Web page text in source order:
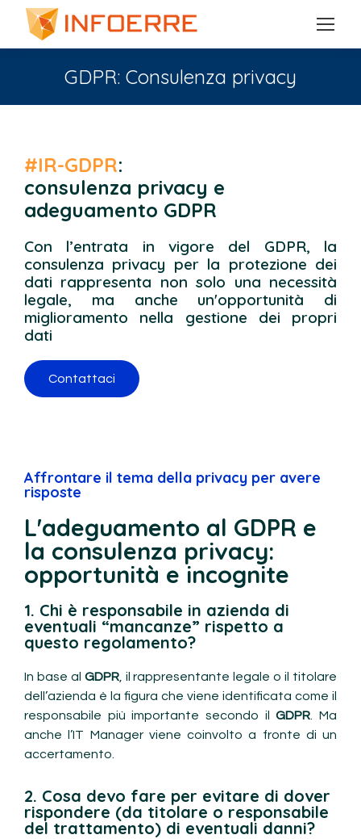
GDPR: Consulenza privacy
#IR-GDPR:
consulenza privacy e
adeguamento GDPR
Con l’entrata in vigore del GDPR, la
consulenza privacy per la protezione dei
dati rappresenta non solo una necessità
legale, ma anche un'opportunità di
miglioramento nella gestione dei propri
dati
Contattaci
Affrontare il tema della privacy per avere
risposte
L'adeguamento al GDPR e
la consulenza privacy:
opportunità e incognite
1. Chi è responsabile in azienda di
eventuali “mancanze” rispetto a
questo regolamento?
In base al GDPR, il rappresentante legale o il titolare
dell’azienda è la figura che viene identificata come il
responsabile più importante secondo ilGDPR . Ma
anche l’IT Manager viene coinvolto a fronte di un
accertamento.
2. Cosa devo fare per evitare di dover
rispondere (da titolare o responsabile
del trattamento) di eventuali danni?